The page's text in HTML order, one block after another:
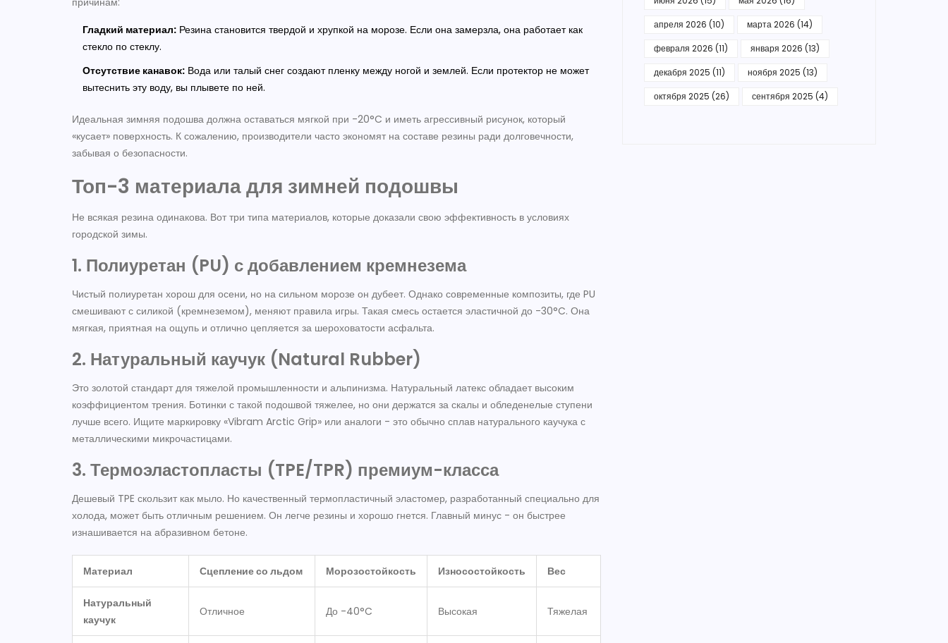
Гладкий материал: Резина становится твердой и хрупкой на морозе. Если она замерзла, она работает как
стекло по стеклу.
Отсутствие канавок: Вода или талый снег создают пленку между ногой и землей. Если протектор не может
вытеснить эту воду, вы плывете по ней.
Идеальная зимняя подошва должна оставаться мягкой при -20°C и иметь агрессивный рисунок, который
«кусает» поверхность. К сожалению, производители часто экономят на составе резины ради долговечности,
забывая о безопасности.
Топ-3 материала для зимней подошвы
Не всякая резина одинакова. Вот три типа материалов, которые доказали свою эффективность в условиях
городской зимы.
1. Полиуретан (PU) с добавлением кремнезема
Чистый полиуретан хорош для осени, но на сильном морозе он дубеет. Однако современные композиты, где PU
смешивают с силикой (кремнеземом), меняют правила игры. Такая смесь остается эластичной до -30°C. Она
мягкая, приятная на ощупь и отлично цепляется за шероховатости асфальта.
2. Натуральный каучук (Natural Rubber)
Это золотой стандарт для тяжелой промышленности и альпинизма. Натуральный латекс обладает высоким
коэффициентом трения. Ботинки с такой подошвой тяжелее, но они держатся за скалы и обледенелые ступени
лучше всего. Ищите маркировку «Vibram Arctic Grip» или аналоги - это обычно сплав натурального каучука с
металлическими микрочастицами.
3. Термоэластопласты (TPE/TPR) премиум-класса
Дешевый TPE скользит как мыло. Но качественный термопластичный эластомер, разработанный специально для
холода, может быть отличным решением. Он легче резины и хорошо гнется. Главный минус - он быстрее
изнашивается на абразивном бетоне.
Материал Сцепление со льдом Морозостойкость Износостойкость Вес
Натуральный
каучук
Отличное До -40°C Высокая Тяжелая
апреля 2026 (10) марта 2026 (14)
февраля 2026 (11) января 2026 (13)
декабря 2025 (11) ноября 2025 (13)
октября 2025 (26) сентября 2025 (4)